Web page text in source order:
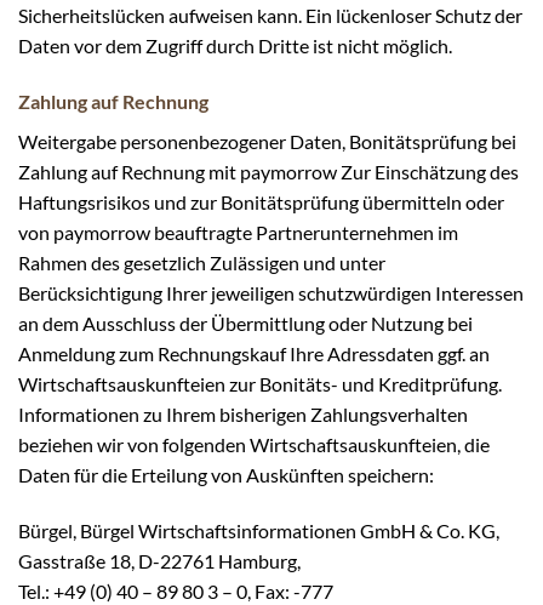
Sicherheitslücken aufweisen kann. Ein lückenloser Schutz der
Daten vor dem Zugriff durch Dritte ist nicht möglich.
Zahlung auf Rechnung
Weitergabe personenbezogener Daten, Bonitätsprüfung bei
Zahlung auf Rechnung mit paymorrow Zur Einschätzung des
Haftungsrisikos und zur Bonitätsprüfung übermitteln oder
von paymorrow beauftragte Partnerunternehmen im
Rahmen des gesetzlich Zulässigen und unter
Berücksichtigung Ihrer jeweiligen schutzwürdigen Interessen
an dem Ausschluss der Übermittlung oder Nutzung bei
Anmeldung zum Rechnungskauf Ihre Adressdaten ggf. an
Wirtschaftsauskunfteien zur Bonitäts- und Kreditprüfung.
Informationen zu Ihrem bisherigen Zahlungsverhalten
beziehen wir von folgenden Wirtschaftsauskunfteien, die
Daten für die Erteilung von Auskünften speichern:
Bürgel, Bürgel Wirtschaftsinformationen GmbH & Co. KG,
Gasstraße 18, D-22761 Hamburg,
Tel.: +49 (0) 40 – 89 80 3 – 0, Fax: -777